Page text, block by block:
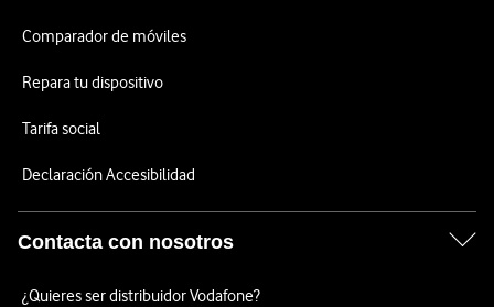
Comparador de móviles
Repara tu dispositivo
Tarifa social
Declaración Accesibilidad
Contacta con nosotros
¿Quieres ser distribuidor Vodafone?